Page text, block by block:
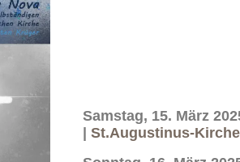
Samstag, 15. März
St.Augustinus-Kirche